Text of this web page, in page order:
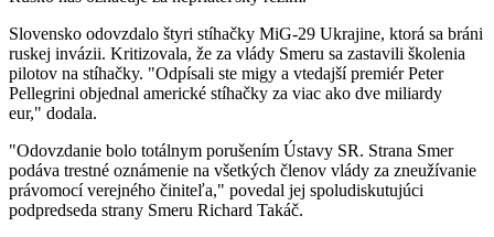
Slovensko odovzdalo štyri stíhačky MiG-29 Ukrajine, ktorá sa bráni
ruskej invázii. Kritizovala, že za vlády Smeru sa zastavili školenia
pilotov na stíhačky. "Odpísali ste migy a vtedajší premiér Peter
Pellegrini objednal americké stíhačky za viac ako dve miliardy
eur," dodala.
"Odovzdanie bolo totálnym porušením Ústavy SR. Strana Smer
podáva trestné oznámenie na všetkých členov vlády za zneužívanie
právomocí verejného činiteľa," povedal jej spoludiskutujúci
podpredseda strany Smeru Richard Takáč.